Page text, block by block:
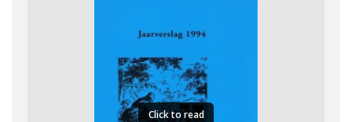
Click to read